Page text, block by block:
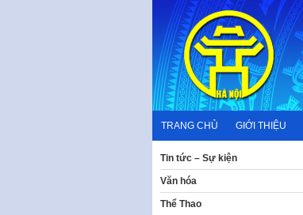
content
TRANG CHỦ GIỚI THIỆU
Tin tức – Sự kiện
Văn hóa
Thể Thao